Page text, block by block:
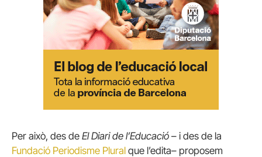
Per això, des de El Diari de l’Educació – i des de la
Fundació Periodisme Plural que l’edita– proposem